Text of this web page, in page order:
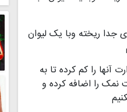
جدا ریخته وبا یک لیوان
آنها را کم کرده تا به
نمک را اضافه کرده و